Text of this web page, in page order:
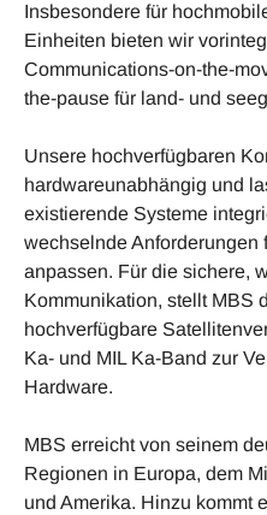
Insbesondere für
Einheiten bieten wir
Communications-on-the-
the-pause für land- und
Unsere hochverfügbaren
hardwareunabhängig und
existierende Systeme
wechselnde
anpassen. Für die sichere,
Kommunikation, stellt MBS
hochverfügbare
Ka- und MIL Ka-Band zur
Hardware.
MBS erreicht von seinem
Regionen in Europa, dem
und Amerika. Hinzu kommt